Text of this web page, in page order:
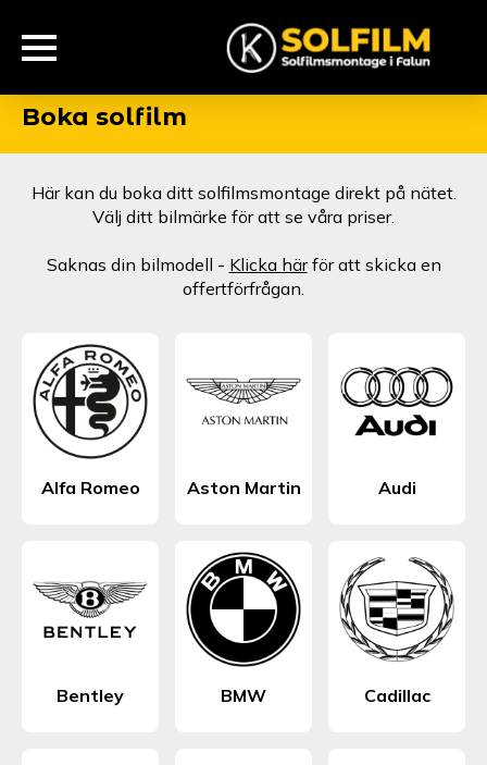
Boka solfilm
Här kan du boka ditt solfilmsmontage direkt på nätet.
Välj ditt bilmärke för att se våra priser.
Saknas din bilmodell - Klicka härför att skicka en
offertförfrågan.
Alfa Romeo Aston Martin Audi
Bentley BMW Cadillac